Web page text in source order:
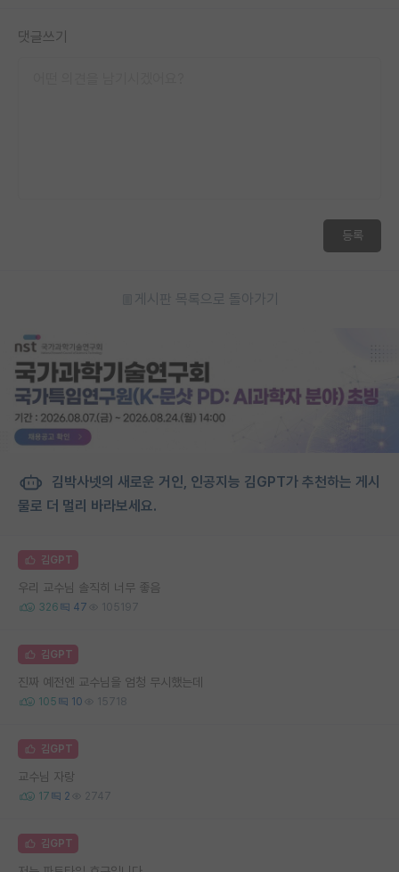
댓글쓰기
등록
게시판 목록으로 돌아가기
김박사넷의 새로운 거인, 인공지능 김GPT가 추천하는 게시
물로 더 멀리 바라보세요.
김GPT
우리 교수님 솔직히 너무 좋음
326 47 105197
김GPT
진짜 예전엔 교수님을 엄청 무시했는데
105 10 15718
김GPT
교수님 자랑
17 2 2747
김GPT